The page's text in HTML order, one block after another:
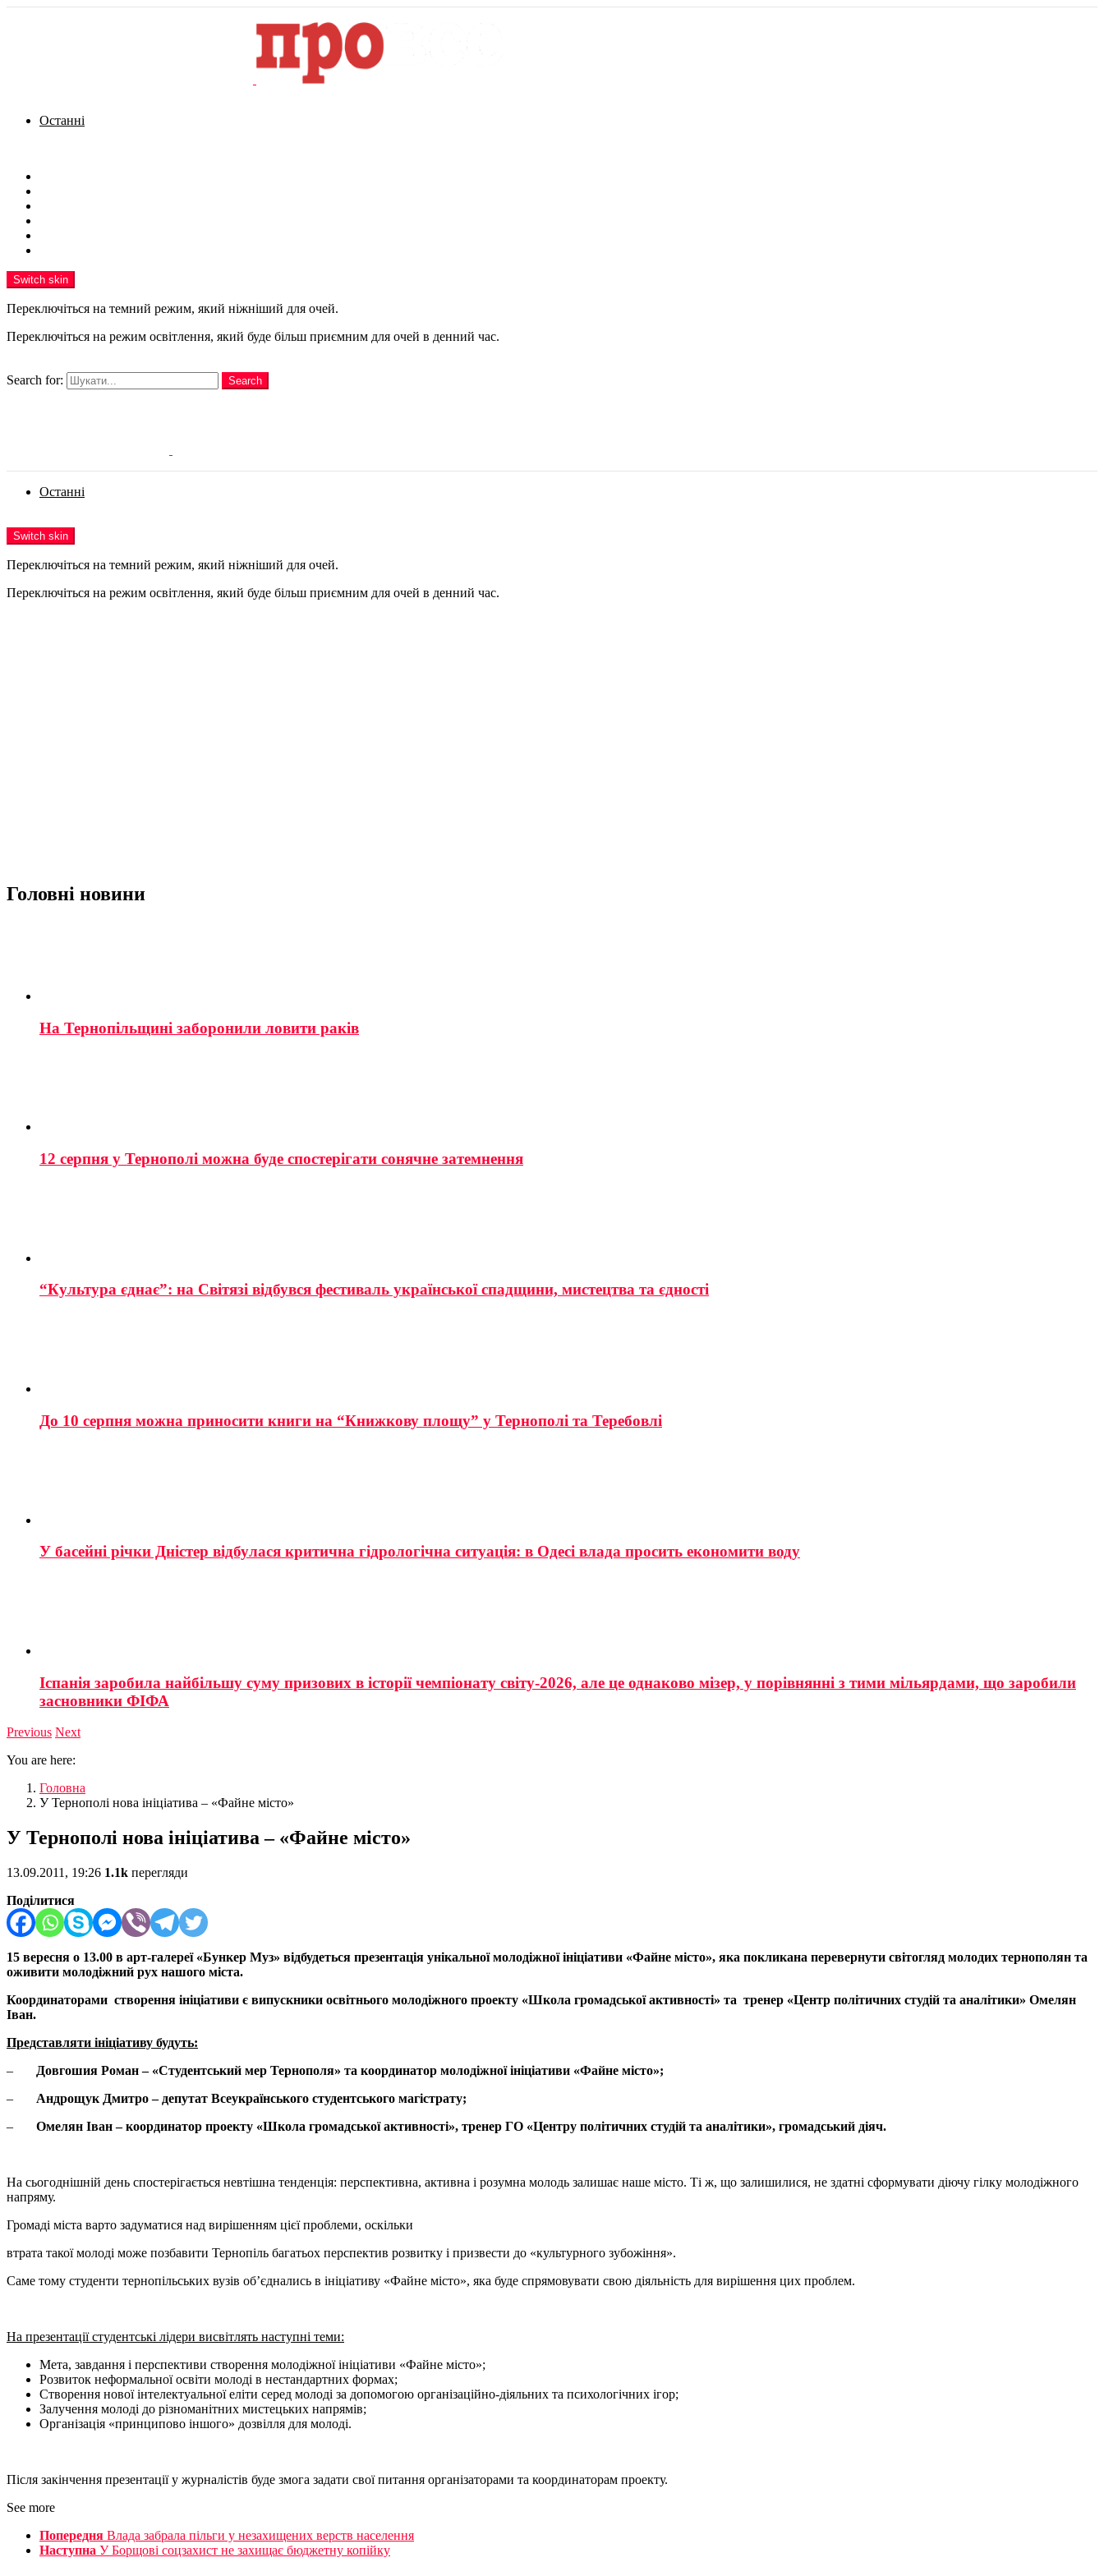
Останні
Switch skin
Переключіться на темний режим, який ніжніший для очей.
Переключіться на режим освітлення, який буде більш приємним для очей в денний час.
Search for:
Search
Останні
Switch skin
Переключіться на темний режим, який ніжніший для очей.
Переключіться на режим освітлення, який буде більш приємним для очей в денний час.
Головні новини
На Тернопільщині заборонили ловити раків
12 серпня у Тернополі можна буде спостерігати сонячне затемнення
“Культура єднає”: на Світязі відбувся фестиваль української спадщини, мистецтва та єдності
До 10 серпня можна приносити книги на “Книжкову площу” у Тернополі та Теребовлі
У басейні річки Дністер відбулася критична гідрологічна ситуація: в Одесі влада просить економити воду
Іспанія заробила найбільшу суму призових в історії чемпіонату світу-2026, але це однаково мізер, у порівнянні з тими мільярдами, що заробили
засновники ФІФА
Previous Next
You are here:
Головна
У Тернополі нова ініціатива – «Файне місто»
У Тернополі нова ініціатива – «Файне місто»
13.09.2011, 19:26 1.1k перегляди
Поділитися
15 вересня о 13.00 в арт-галереї «Бункер Муз» відбудеться презентація унікальної молодіжної ініціативи «Файне місто», яка покликана перевернути світогляд молодих тернополян та
оживити молодіжний рух нашого міста.
Координаторами створення ініціативи є випускники освітнього молодіжного проекту «Школа громадської активності» та тренер «Центр політичних студій та аналітики» Омелян
Іван.
Представляти ініціативу будуть:
–
Довгошия Роман – «Студентський мер Тернополя» та координатор молодіжної ініціативи «Файне місто»;
– Андрощук Дмитро – депутат Всеукраїнського студентського магістрату;
– Омелян Іван – координатор проекту «Школа громадської активності», тренер ГО «Центру політичних студій та аналітики», громадський діяч.
На сьогоднішній день спостерігається невтішна тенденція: перспективна, активна і розумна молодь залишає наше місто. Ті ж, що залишилися, не здатні сформувати діючу гілку молодіжного
напряму.
Громаді міста варто задуматися над вирішенням цієї проблеми, оскільки
втрата такої молоді може позбавити Тернопіль багатьох перспектив розвитку і призвести до «культурного зубожіння».
Саме тому студенти тернопільських вузів об’єднались в ініціативу «Файне місто», яка буде спрямовувати свою діяльність для вирішення цих проблем.
На презентації студентські лідери висвітлять наступні теми:
Мета, завдання і перспективи створення молодіжної ініціативи «Файне місто»;
Розвиток неформальної освіти молоді в нестандартних формах;
Створення нової інтелектуальної еліти серед молоді за допомогою організаційно-діяльних та психологічних ігор;
Залучення молоді до різноманітних мистецьких напрямів;
Організація «принципово іншого» дозвілля для молоді.
Після закінчення презентації у журналістів буде змога задати свої питання організаторами та координаторам проекту.
See more
Попередня Влада забрала пільги у незахищених верств населення
Наступна У Борщові соцзахист не захищає бюджетну копійку